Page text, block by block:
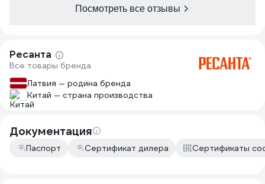
сказать по самому аппарату, варит на
буквенным обозначениям, но
приноровился всё пошло на ура.
Продавец
140 вольт
решил не
До 160
Посмотреть все отзывы
Ресанта
Все товары бренда
Латвия — родина бренда
Китай — страна производства
Документация
Паспорт Сертификат дилера Сертификаты